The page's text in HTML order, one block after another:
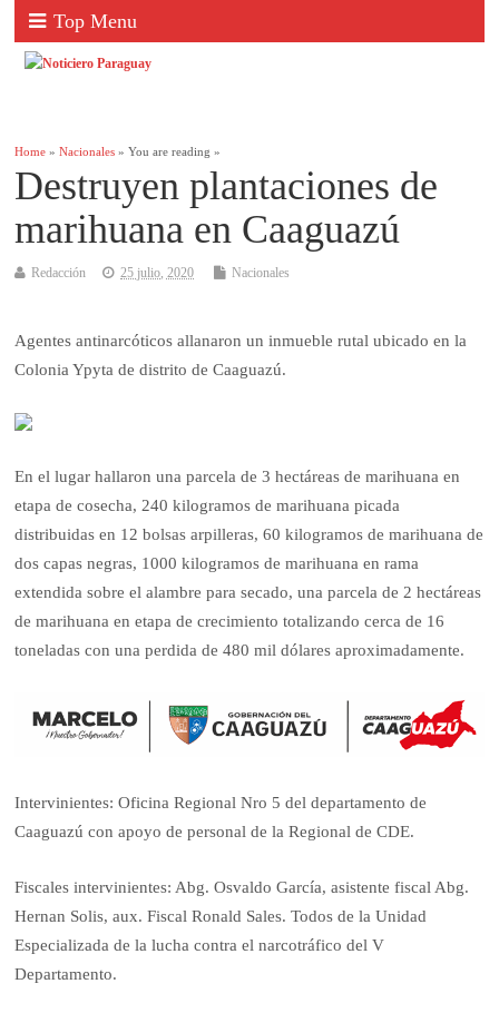
Top Menu
Home »Nacionales » You are reading »
Destruyen plantaciones de
marihuana en Caaguazú
Redacción 25 julio, 2020 Nacionales
Agentes antinarcóticos allanaron un inmueble rutal ubicado en la
Colonia Ypyta de distrito de Caaguazú.
En el lugar hallaron una parcela de 3 hectáreas de marihuana en
etapa de cosecha, 240 kilogramos de marihuana picada
distribuidas en 12 bolsas arpilleras, 60 kilogramos de marihuana de
dos capas negras, 1000 kilogramos de marihuana en rama
extendida sobre el alambre para secado, una parcela de 2 hectáreas
de marihuana en etapa de crecimiento totalizando cerca de 16
toneladas con una perdida de 480 mil dólares aproximadamente.
Intervinientes: Oficina Regional Nro 5 del departamento de
Caaguazú con apoyo de personal de la Regional de CDE.
Fiscales intervinientes: Abg. Osvaldo García, asistente fiscal Abg.
Hernan Solis, aux. Fiscal Ronald Sales. Todos de la Unidad
Especializada de la lucha contra el narcotráfico del V
Departamento.